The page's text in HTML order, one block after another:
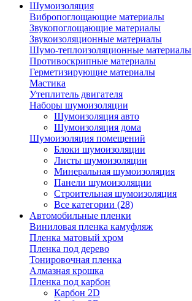
Шумоизоляция
Вибропоглощающие материалы
Звукопоглощающие материалы
Звукоизоляционные материалы
Шумо-теплоизоляционные материалы
Противоскрипные материалы
Герметизирующие материалы
Мастика
Утеплитель двигателя
Наборы шумоизоляции
Шумоизоляция авто
Шумоизоляция дома
Шумоизоляция помещений
Блоки шумоизоляции
Листы шумоизоляции
Минеральная шумоизоляция
Панели шумоизоляции
Строительная шумоизоляция
Все категории (28)
Автомобильные пленки
Виниловая пленка камуфляж
Пленка матовый хром
Пленка под дерево
Тонировочная пленка
Алмазная крошка
Пленка под карбон
Карбон 2D